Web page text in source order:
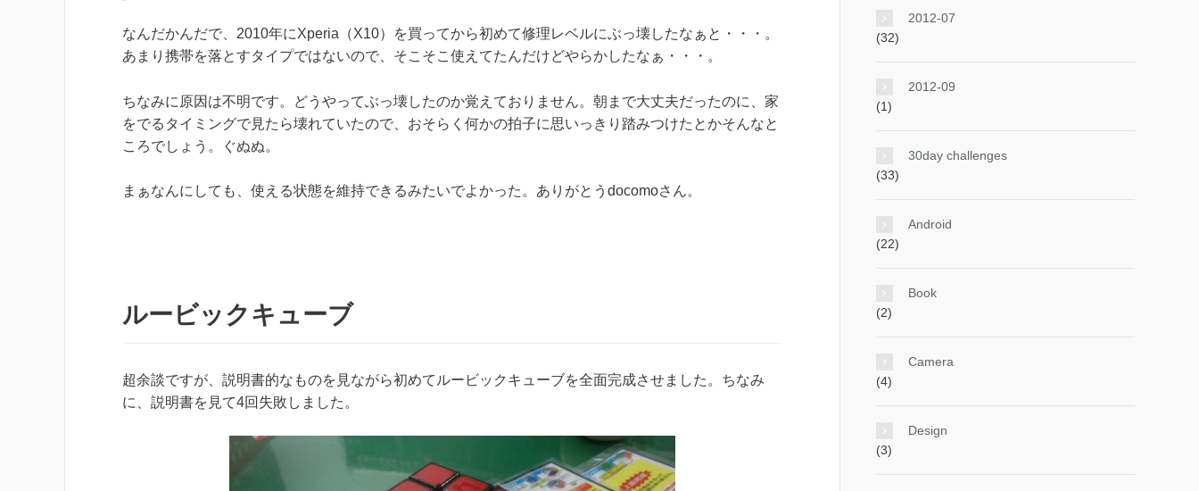
なんだかんだで、2010年にXperia（X10）を買ってから初めて修理レベルにぶっ壊したなぁと・・・。
あまり携帯を落とすタイプではないので、そこそこ使えてたんだけどやらかしたなぁ・・・。
ちなみに原因は不明です。どうやってぶっ壊したのか覚えておりません。朝まで大丈夫だったのに、家
をでるタイミングで見たら壊れていたので、おそらく何かの拍子に思いっきり踏みつけたとかそんなと
ころでしょう。ぐぬぬ。
まぁなんにしても、使える状態を維持できるみたいでよかった。ありがとうdocomoさん。
ルービックキューブ
超余談ですが、説明書的なものを見ながら初めてルービックキューブを全面完成させました。ちなみ
に、説明書を見て4回失敗しました。
2012-07
(32)
2012-09
(1)
30day challenges
(33)
Android
(22)
Book
(2)
Camera
(4)
Design
(3)